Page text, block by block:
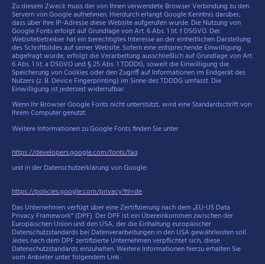
Zu diesem Zweck muss der von Ihnen verwendete Browser Verbindung zu den
Servern von Google aufnehmen. Hierdurch erlangt Google Kenntnis darüber,
dass über Ihre IP-Adresse diese Website aufgerufen wurde. Die Nutzung von
Google Fonts erfolgt auf Grundlage von Art. 6 Abs. 1 lit. f DSGVO. Der
Websitebetreiber hat ein berechtigtes Interesse an der einheitlichen Darstellung
des Schriftbildes auf seiner Website. Sofern eine entsprechende Einwilligung
abgefragt wurde, erfolgt die Verarbeitung ausschließlich auf Grundlage von Art.
6 Abs. 1 lit. a DSGVO und § 25 Abs. 1 TDDDG, soweit die Einwilligung die
Speicherung von Cookies oder den Zugriff auf Informationen im Endgerät des
Nutzers (z. B. Device Fingerprinting) im Sinne des TDDDG umfasst. Die
Einwilligung ist jederzeit widerrufbar.
Wenn Ihr Browser Google Fonts nicht unterstützt, wird eine Standardschrift von
Ihrem Computer genutzt.
Weitere Informationen zu Google Fonts finden Sie unter
https://developers.google.com/fonts/faq
und in der Datenschutzerklärung von Google:
https://policies.google.com/privacy?hl=de.
Das Unternehmen verfügt über eine Zertifizierung nach dem „EU-US Data
Privacy Framework“ (DPF). Der DPF ist ein Übereinkommen zwischen der
Europäischen Union und den USA, der die Einhaltung europäischer
Datenschutzstandards bei Datenverarbeitungen in den USA gewährleisten soll.
Jedes nach dem DPF zertifizierte Unternehmen verpflichtet sich, diese
Datenschutzstandards einzuhalten. Weitere Informationen hierzu erhalten Sie
vom Anbieter unter folgendem Link: